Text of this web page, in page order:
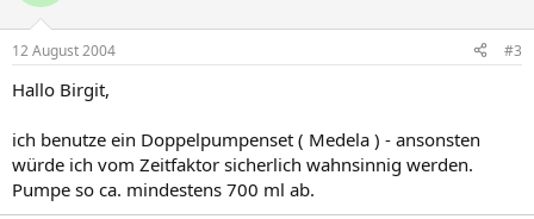
12 August 2004 #3
Hallo Birgit,
ich benutze ein Doppelpumpenset ( Medela ) - ansonsten
würde ich vom Zeitfaktor sicherlich wahnsinnig werden.
Pumpe so ca. mindestens 700 ml ab.